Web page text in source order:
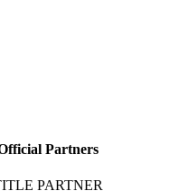
Partners
PARTNER